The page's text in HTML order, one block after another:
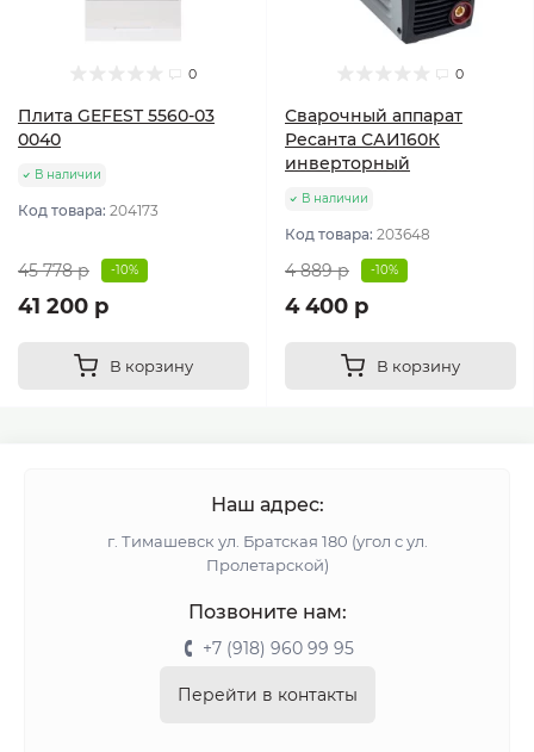
0
Плита GEFEST 5560-03
0040
В наличии
Код товара: 204173
45 778 р -10%
41 200 р
В корзину
0
Сварочный аппарат
Ресанта САИ160К
инверторный
В наличии
Код товара: 203648
4 889 р -10%
4 400 р
В корзину
Наш адрес:
г. Тимашевск ул. Братская 180 (угол с ул.
Пролетарской)
Позвоните нам:
+7 (918) 960 99 95
Перейти в контакты